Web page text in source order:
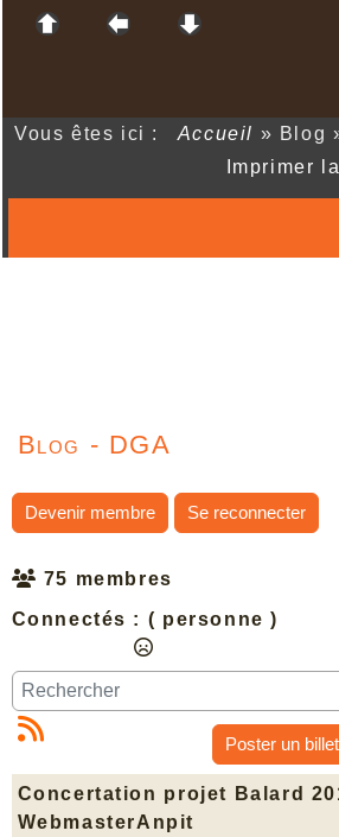
Vous êtes ici : Accueil » Blog
Imprimer
Blog - DGA
Devenir membre Se reconnecter
75 membres
Connectés : ( personne )
Poster un billet
Concertation projet Balard
WebmasterAnpit